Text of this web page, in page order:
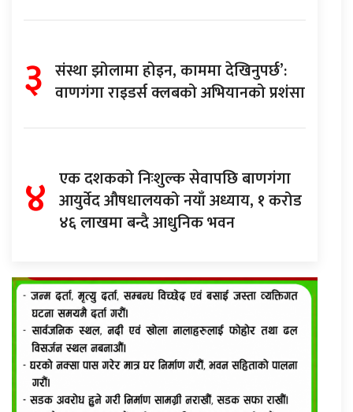
३ संस्था झोलामा होइन, काममा देखिनुपर्छ’:
वाणगंगा राइडर्स क्लबको अभियानको प्रशंसा
४ एक दशकको निःशुल्क सेवापछि बाणगंगा
आयुर्वेद औषधालयको नयाँ अध्याय, १ करोड
४६ लाखमा बन्दै आधुनिक भवन